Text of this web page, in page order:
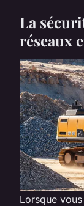
La
réseaux
Lorsque